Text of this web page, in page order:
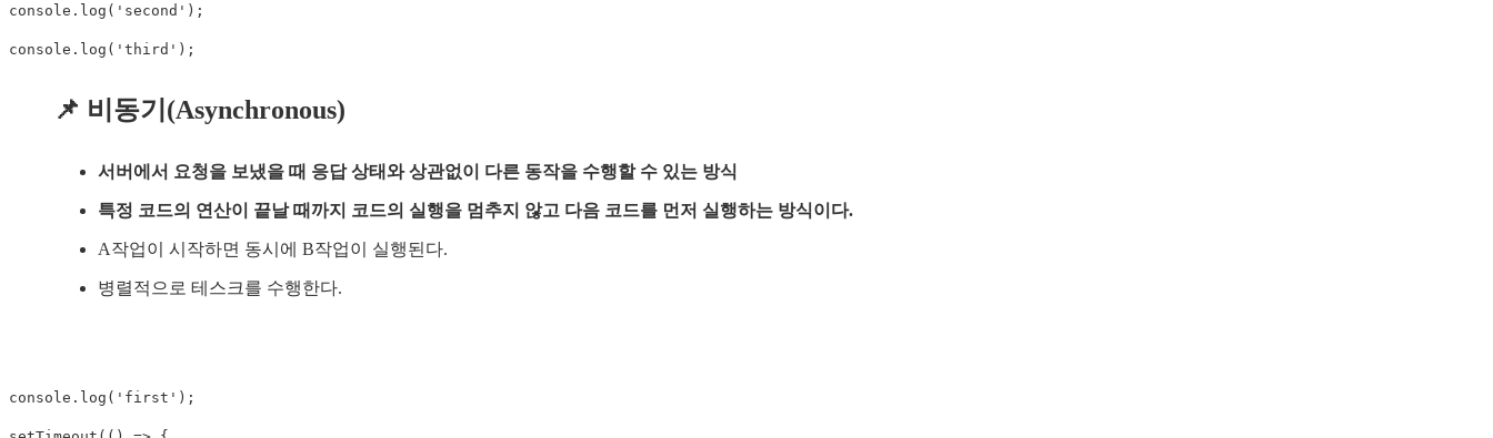
console.log('second');
console.log('third');
📌 비동기(Asynchronous)
서버에서 요청을 보냈을 때 응답 상태와 상관없이 다른 동작을 수행할 수 있는 방식
특정 코드의 연산이 끝날 때까지 코드의 실행을 멈추지 않고 다음 코드를 먼저 실행하는 방식이다.
A작업이 시작하면 동시에 B작업이 실행된다.
병렬적으로 테스크를 수행한다.
console.log('first');